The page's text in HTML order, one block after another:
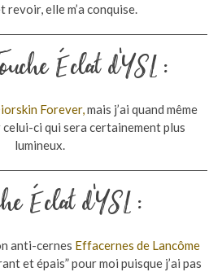
revoir, elle m’a conquise.
Éclat d’YSL :
Forever,mais j’ai quand même
ci qui sera certainement plus
lumineux.
Éclat d’YSL :
anti-cernes Effacernes de Lancôme
et épais” pour moi puisque j’ai pas